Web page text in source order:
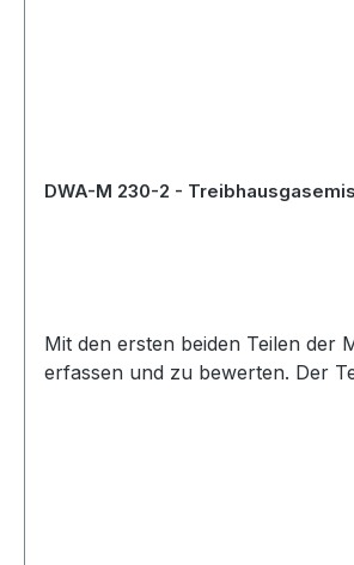
Mit den ersten beiden Teilen der
erfassen und zu bewerten. Der